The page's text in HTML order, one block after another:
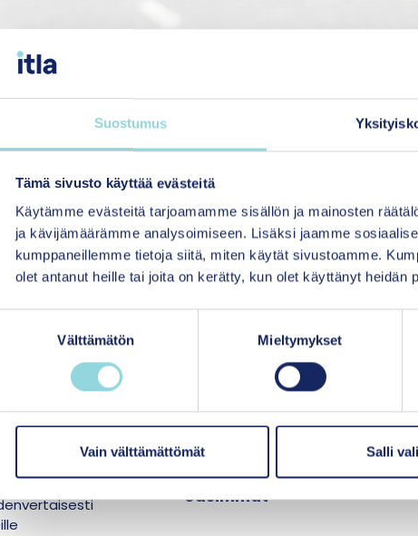
Suostumus
Tämä sivusto käyttää evästeitä
Käytämme evästeitä tarjoamamme sisällön ja mainosten
ja kävijämäärämme analysoimiseen. Lisäksi jaamme
kumppaneillemme tietoja siitä, miten käytät sivustoamme.
olet antanut heille tai joita on kerätty, kun olet käyttänyt heidän
Välttämätön Mieltymykset
Vain välttämättömät Salli
Aiheesta keskustelevat erityisasiantuntijaPetra
terveysministeriöstä, Kainuun hyvinvointialueen
KouvonenItlasta.
Podcastin on toimittanutSanna Ra .
Lapsuuden rakentajat podcastia voit kuunnella
#LapsuudenRakentajat
Medialle
Yhteystiedot ja
Uusimmat